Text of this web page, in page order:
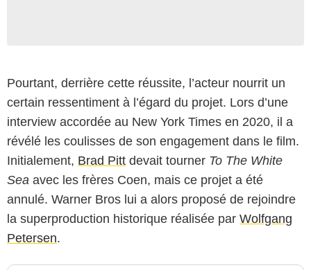
Pourtant, derrière cette réussite, l’acteur nourrit un
certain ressentiment à l’égard du projet. Lors d’une
interview accordée au New York Times en 2020, il a
révélé les coulisses de son engagement dans le film.
Initialement, Brad Pitt devait tourner To The White
Sea avec les frères Coen, mais ce projet a été
annulé. Warner Bros lui a alors proposé de rejoindre
la superproduction historique réalisée par Wolfgang
Petersen.